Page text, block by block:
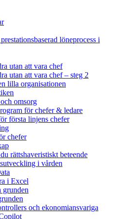
löneprocess i
utan att vara chef
utan att vara chef – steg 2
lilla organisationen
omsorg
för chefer & ledare
första linjens chefer
chefer
rättshaveristiskt beteende
i vården
i Excel
grunden
och ekonomiansvariga